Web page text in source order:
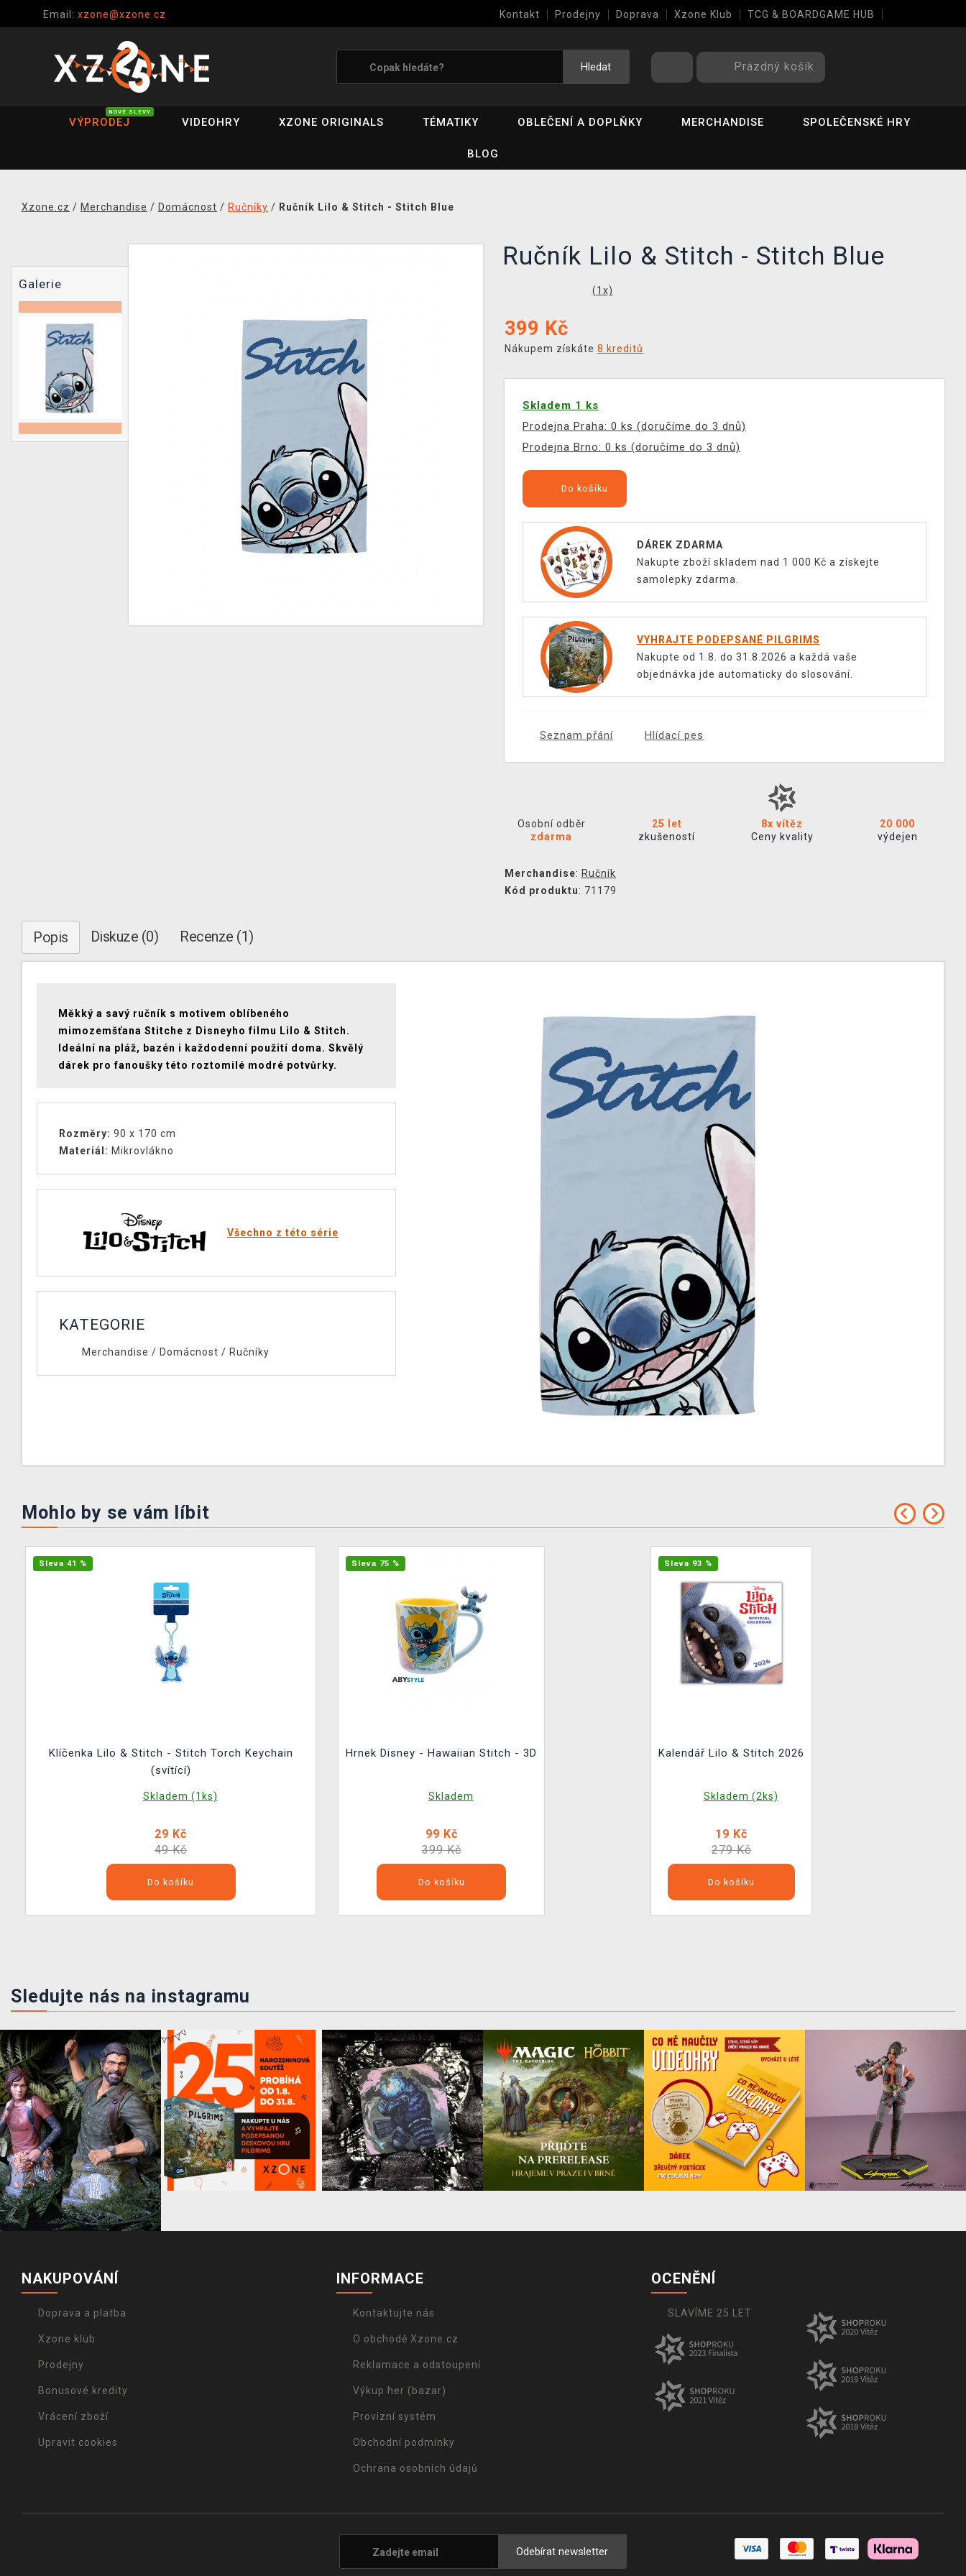
Email: xzone@xzone.cz Kontakt Prodejny Doprava Xzone Klub TCG & BOARDGAME HUB
Hledat Prázdný košík
VÝPRODEJ
NOVÉ SLEVY
VIDEOHRY XZONE ORIGINALS TÉMATIKY OBLEČENÍ A DOPLŇKY MERCHANDISE SPOLEČENSKÉ HRY
BLOG
Xzone.cz / Merchandise / Domácnost / Ručníky / Ručník Lilo & Stitch - Stitch Blue
Galerie
Ručník Lilo & Stitch - Stitch Blue
(1 x)
399 Kč
Nákupem získáte 8 kreditů
Skladem 1 ks
Prodejna Praha: 0 ks (doručíme do 3 dnů)
Prodejna Brno: 0 ks (doručíme do 3 dnů)
Do košíku
DÁREK ZDARMA
Nakupte zboží skladem nad 1 000 Kč a získejte
samolepky zdarma.
VYHRAJTE PODEPSANÉ PILGRIMS
Nakupte od 1.8. do 31.8.2026 a každá vaše
objednávka jde automaticky do slosování.
Seznam přání Hlídací pes
Osobní odběr
zdarma
25 let
zkušeností
8x vítěz
Ceny kvality
20 000
výdejen
Merchandise: Ručník
Kód produktu: 71179
Popis Diskuze (0) Recenze (1)
Měkký a savý ručník s motivem oblíbeného
mimozemšťana Stitche z Disneyho filmu Lilo & Stitch.
Ideální na pláž, bazén i každodenní použití doma. Skvělý
dárek pro fanoušky této roztomilé modré potvůrky.
Rozměry: 90 x 170 cm
Materiál: Mikrovlákno
Všechno z této série
KATEGORIE
Merchandise / Domácnost / Ručníky
Mohlo by se vám líbit
Sleva 41 %
Klíčenka Lilo & Stitch - Stitch Torch Keychain
(svítící)
Skladem (1ks)
29 Kč
49 Kč
Do košíku
Sleva 75 %
Hrnek Disney - Hawaiian Stitch - 3D
Skladem
99 Kč
399 Kč
Do košíku
Sleva 93 %
Kalendář Lilo & Stitch 2026
Skladem (2ks)
19 Kč
279 Kč
Do košíku
Sledujte nás na instagramu
NAKUPOVÁNÍ
Doprava a platba
Xzone klub
Prodejny
Bonusové kredity
Vrácení zboží
Upravit cookies
INFORMACE
Kontaktujte nás
O obchodě Xzone.cz
Reklamace a odstoupení
Výkup her (bazar)
Provizní systém
Obchodní podmínky
Ochrana osobních údajů
OCENĚNÍ
SLAVÍME 25 LET
Odebírat newsletter